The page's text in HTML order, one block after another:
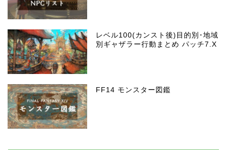
レベル100(カンスト後)目的別･地域
別ギャザラー行動まとめ パッチ7.X
FF14 モンスター図鑑